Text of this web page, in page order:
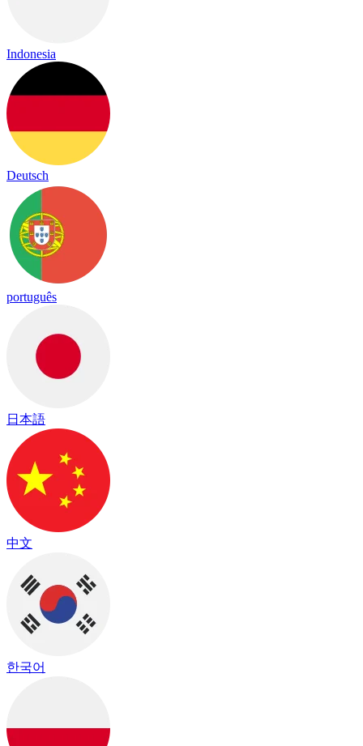
Indonesia
Deutsch
português
日本語
中文
한국어